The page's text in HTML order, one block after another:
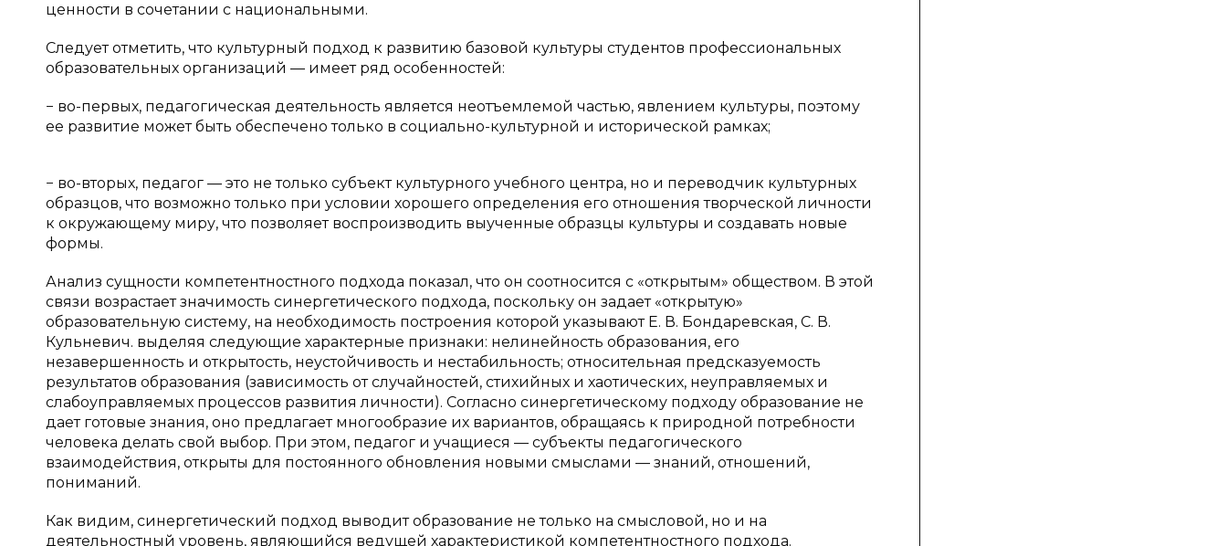
ценности в сочетании с национальными.
Следует отметить, что культурный подход к развитию базовой культуры студентов профессиональных
образовательных организаций — имеет ряд особенностей:
− во-первых, педагогическая деятельность является неотъемлемой частью, явлением культуры, поэтому
ее развитие может быть обеспечено только в социально-культурной и исторической рамках;
− во-вторых, педагог — это не только субъект культурного учебного центра, но и переводчик культурных
образцов, что возможно только при условии хорошего определения его отношения творческой личности
к окружающему миру, что позволяет воспроизводить выученные образцы культуры и создавать новые
формы.
Анализ сущности компетентностного подхода показал, что он соотносится с «открытым» обществом. В этой
связи возрастает значимость синергетического подхода, поскольку он задает «открытую»
образовательную систему, на необходимость построения которой указывают Е. В. Бондаревская, С. В.
Кульневич. выделяя следующие характерные признаки: нелинейность образования, его
незавершенность и открытость, неустойчивость и нестабильность; относительная предсказуемость
результатов образования (зависимость от случайностей, стихийных и хаотических, неуправляемых и
слабоуправляемых процессов развития личности). Согласно синергетическому подходу образование не
дает готовые знания, оно предлагает многообразие их вариантов, обращаясь к природной потребности
человека делать свой выбор. При этом, педагог и учащиеся — субъекты педагогического
взаимодействия, открыты для постоянного обновления новыми смыслами — знаний, отношений,
пониманий.
Как видим, синергетический подход выводит образование не только на смысловой, но и на
деятельностный уровень, являющийся ведущей характеристикой компетентностного подхода.